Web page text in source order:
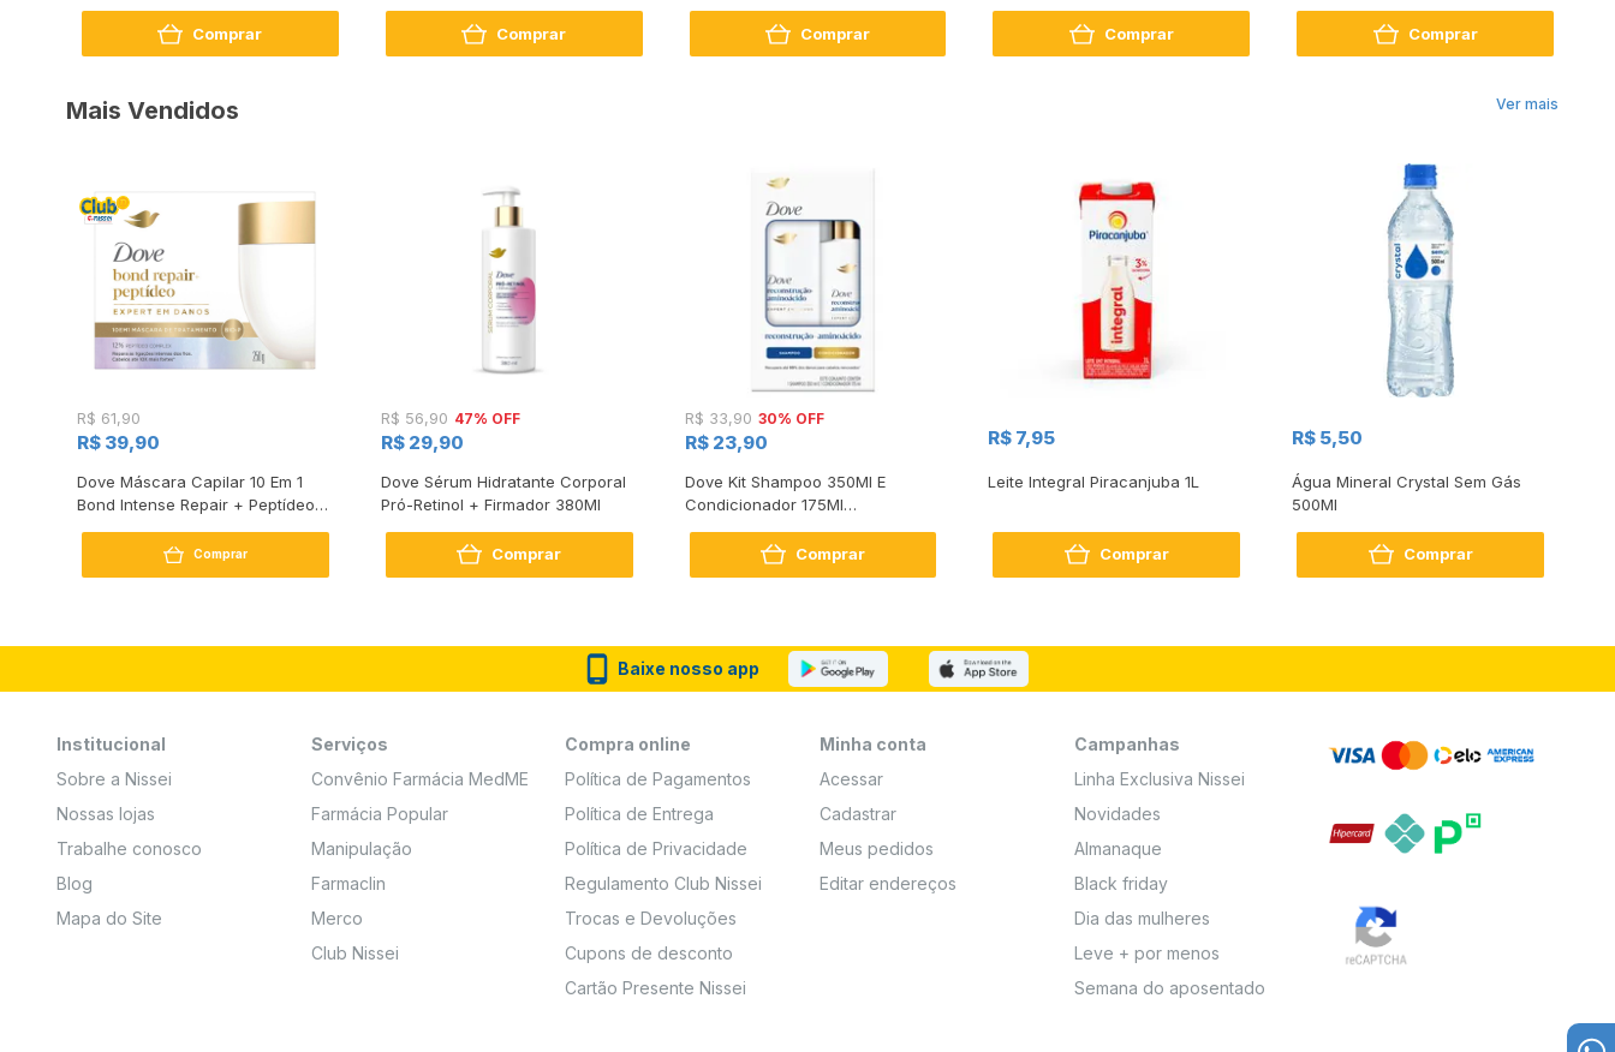
Comprar Comprar
Comprar
Comprar
Comprar
Ver mais
Mais Vendidos
R$ 61,90
R$ 39,90
Dove Máscara Capilar 10 Em 1
Bond Intense Repair + Peptídeo
Comprar
R$ 56,90 47% OFF
R$ 29,90
Dove Sérum Hidratante Corporal
Pró-Retinol + Firmador 380Ml
Comprar
R$ 33,90 30% OFF
R$ 23,90
Dove Kit Shampoo 350Ml E
Condicionador 175Ml
Comprar
R$ 7,95
Leite Integral Piracanjuba 1L
Comprar
R$ 5,50
Água Mineral Crystal Sem Gás
500Ml
Comprar
Baixe nosso app
Institucional
Sobre a Nissei
Nossas lojas
Trabalhe conosco
Blog
Mapa do Site
Serviços
Convênio Farmácia MedME
Farmácia Popular
Manipulação
Farmaclin
Merco
Club Nissei
Compra online
Política de Pagamentos
Política de Entrega
Política de Privacidade
Regulamento Club Nissei
Trocas e Devoluções
Cupons de desconto
Cartão Presente Nissei
Minha conta
Acessar
Cadastrar
Meus pedidos
Editar endereços
Campanhas
Linha Exclusiva Nissei
Novidades
Almanaque
Black friday
Dia das mulheres
Leve + por menos
Semana do aposentado